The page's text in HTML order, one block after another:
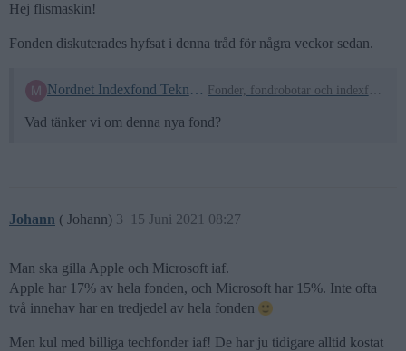
Hej flismaskin!
Fonden diskuterades hyfsat i denna tråd för några veckor sedan.
Nordnet Indexfond Teknologi Fonder, fondrobotar och indexfonder
Vad tänker vi om denna nya fond?
Johann ( Johann) 15 Juni 2021 08:27
3
Man ska gilla Apple och Microsoft iaf.
Apple har 17% av hela fonden, och Microsoft har 15%. Inte ofta
två innehav har en tredjedel av hela fonden
Men kul med billiga techfonder iaf! De har ju tidigare alltid kostat